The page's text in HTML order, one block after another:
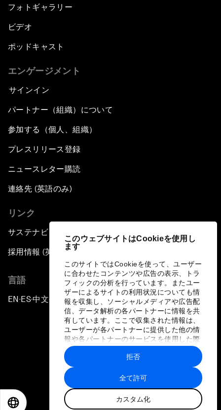
このウェブサイトはCookieを使用し
ます
このサイトではCookieを使って、ユーザー
に合わせたコンテンツや広告の表示、トラ
フィックの分析を行っています。またユー
ザーによるサイトの利用状況についても情
報を収集し、ソーシャルメディアや広告配
信、データ解析の各パートナーに情報を共
有しています。ここで収集された情報は、
ユーザーが各パートナーに提供した他の情
報や各パートナーのサービスを使用した際
に収集された情報と組み合わされ、各パー
トナーによって使用されることがありま
す。
全て許可
カスタム化
拒否
フォトギャラリー
ビデオ
ポッドキャスト
エンゲージメント
サインイン
パートナー（組織）について
参加する（個人、組織）
プレスリリース登録
ニュースレター購読
連絡先 (英語のみ)
リンク
サステナビリティへの取り組み
採用情報 (英語のみ)
言語
EN ▪ES▪中文▪ 日本語
プライバシーポリシーと利用規約
サイトマップ
©
世界経済フォーラム